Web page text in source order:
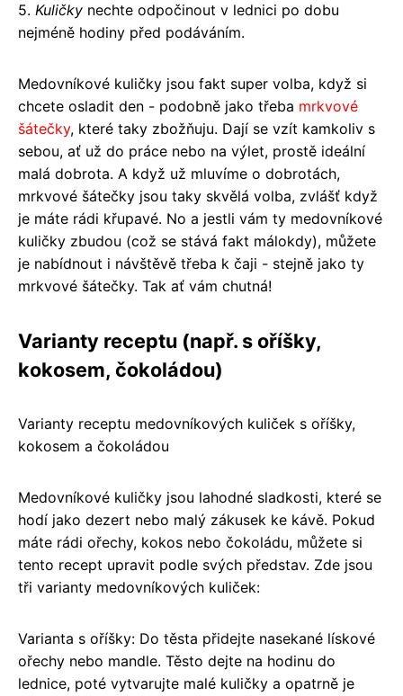
5. Kuličky nechte odpočinout v lednici po dobu
nejméně hodiny před podáváním.
Medovníkové kuličky jsou fakt super volba, když si
chcete osladit den - podobně jako třeba mrkvové
šátečky, které taky zbožňuju. Dají se vzít kamkoliv s
sebou, ať už do práce nebo na výlet, prostě ideální
malá dobrota. A když už mluvíme o dobrotách,
mrkvové šátečky jsou taky skvělá volba, zvlášť když
je máte rádi křupavé. No a jestli vám ty medovníkové
kuličky zbudou (což se stává fakt málokdy), můžete
je nabídnout i návštěvě třeba k čaji - stejně jako ty
mrkvové šátečky. Tak ať vám chutná!
Varianty receptu (např. s oříšky,
kokosem, čokoládou)
Varianty receptu medovníkových kuliček s oříšky,
kokosem a čokoládou
Medovníkové kuličky jsou lahodné sladkosti, které se
hodí jako dezert nebo malý zákusek ke kávě. Pokud
máte rádi ořechy, kokos nebo čokoládu, můžete si
tento recept upravit podle svých představ. Zde jsou
tři varianty medovníkových kuliček:
Varianta s oříšky: Do těsta přidejte nasekané lískové
ořechy nebo mandle. Těsto dejte na hodinu do
lednice, poté vytvarujte malé kuličky a opatrně je